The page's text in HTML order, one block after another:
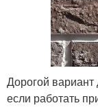
Дорогой
если работать